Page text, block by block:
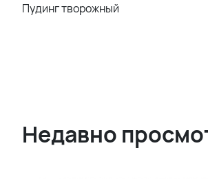
Пудинг творожный
Недавно